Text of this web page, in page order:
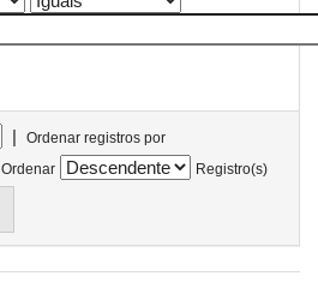
|
Ordenar registros por
Ordenar
Registro(s)